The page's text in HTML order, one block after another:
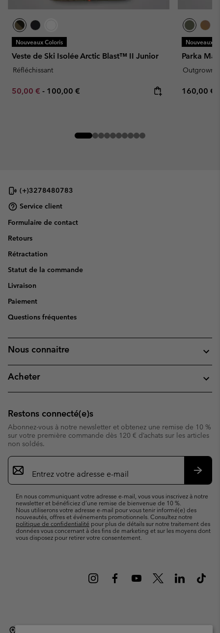
Nouveaux Coloris
Veste de Ski Isolée Arctic Blast™ II Junior
Réfléchissant
Minimum sale price:
50,00 € - Maximum price:
100,00 €
Nouveaux
Parka
Regular
160,00 €
(+)3278480783
Service client
Formulaire de contact
Retours
Rétractation
Statut de la commande
Livraison
Paiement
Questions fréquentes
Nous connaitre
Acheter
Restons connecté(e)s
Abonnez-vous à notre newsletter et obtenez une remise de 10 %
sur votre première commande dès 120 € d’achats sur les articles
non soldés.
Inscription
par
e-
En nous communiquant votre adresse e-mail, vous vous inscrivez à notre
newsletter et bénéficiez d’une remise de bienvenue de 10 %.
Nous utiliserons votre adresse e-mail pour vous tenir informé(e) des
nouveautés, offres et événements promotionnels. Consultez notre
politique de confidentialité pour plus de détails sur notre traitement des
données vous concernant à des fins de marketing et sur les moyens dont
vous disposez pour retirer votre consentement.